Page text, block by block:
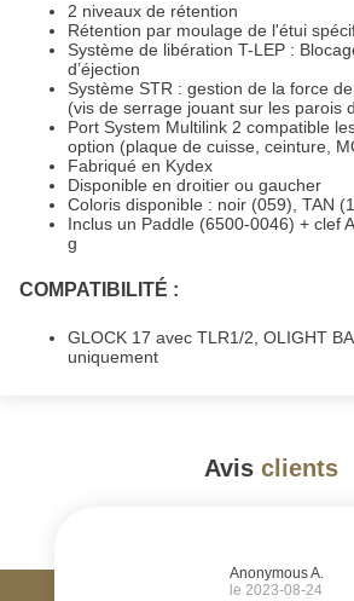
2 niveaux de rétention
Rétention par moulage de l'étui
Système de libération T-LEP :
d’éjection
Système STR : gestion de la force
(vis de serrage jouant sur les parois
Port System Multilink 2 compatible
option (plaque de cuisse, ceinture,
Fabriqué en Kydex
Disponible en droitier ou gaucher
Coloris disponible : noir (059), TAN
Inclus un Paddle (6500-0046) + clef
g
COMPATIBILITÉ :
GLOCK 17 avec TLR1/2, OLIGHT
uniquement
Avis clients
Anonymous A.
le 2023-08-24